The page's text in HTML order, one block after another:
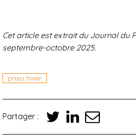
Cet article est extrait du Journal du
septembre-octobre 2025.
pneu hiver
Partager :